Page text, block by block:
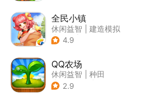
全民小镇
休闲益智
建造模拟
| 卡通
4.9
QQ农场
休闲益智
种田
| 田园生活
2.9